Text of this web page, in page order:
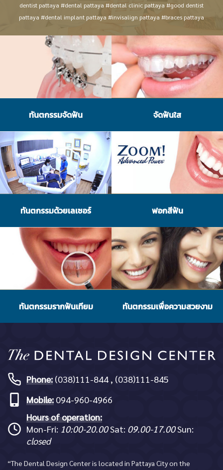
dentist pattaya #dental pattaya #dental clinic pattaya #good dentist
pattaya #dental implant pattaya #invisalign pattaya #braces pattaya
ทันตกรรมจัดฟัน จัดฟันใส
ทันตกรรมด้วยเลเซอร์ ฟอกสีฟัน
ทันตกรรมรากฟันเทียม ทันตกรรมเพื่อความสวยงาม
Phone: (038)111-844 , (038)111-845
Mobile: 094-960-4966
Hours of operation:
Mon-Fri: 10:00-20.00Sat: 09.00-17.00Sun:
closed
“The Dental Design Center is located in Pattaya City on the